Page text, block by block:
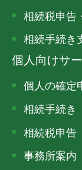
相続税申告
相続手続き
個人向けサ
個人の確定
相続手続き
相続税申告
事務所案内